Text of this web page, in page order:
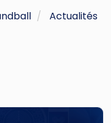
Actualités